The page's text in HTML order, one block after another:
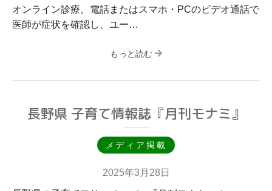
オンライン診療。電話またはスマホ・PCのビデオ通話で
医師が症状を確認し、ユー…
もっと読む
長野県 子育て情報誌『月刊モナミ』
メディア掲載
2025年3月28日